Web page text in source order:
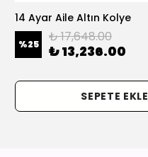
14 Ayar Aile Altın Kolye
%25 ₺ 17,648.00
₺ 13,236.00
SEPETE EKLE